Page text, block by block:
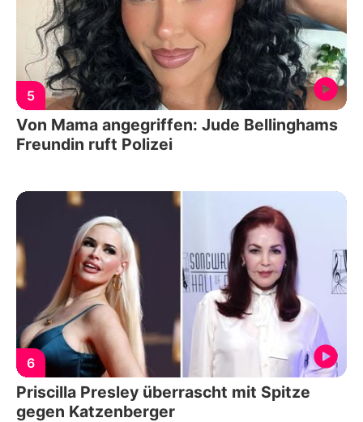
5
Von Mama angegriffen: Jude Bellinghams
Freundin ruft Polizei
6
Priscilla Presley überrascht mit Spitze
gegen Katzenberger